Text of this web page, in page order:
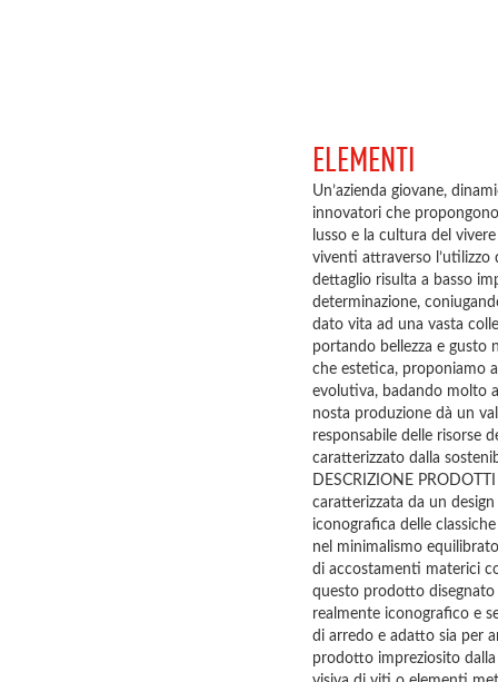
ELEMENTI
Un’azienda giovane,
innovatori che
lusso e la cultura del
viventi attraverso
dettaglio risulta a basso
determinazione,
dato vita ad una vasta
portando bellezza e gusto
che estetica, proponiamo
evolutiva, badando molto
nosta produzione dà un
responsabile delle risorse
caratterizzato dalla
DESCRIZIONE
caratterizzata da un
iconografica delle
nel minimalismo
di accostamenti materici
questo prodotto
realmente iconografico e
di arredo e adatto sia per
prodotto impreziosito